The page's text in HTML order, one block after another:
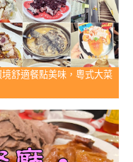
舒適餐點美味，粵式大菜